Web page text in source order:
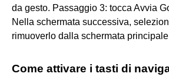
da gesto. Passaggio 3: tocca Avvia
Nella schermata successiva,
rimuoverlo dalla schermata
Come attivare i tasti di